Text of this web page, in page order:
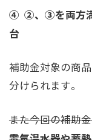
④ ②、③を両方満
台
補助金対象の商
分けられます。
また今回の補助